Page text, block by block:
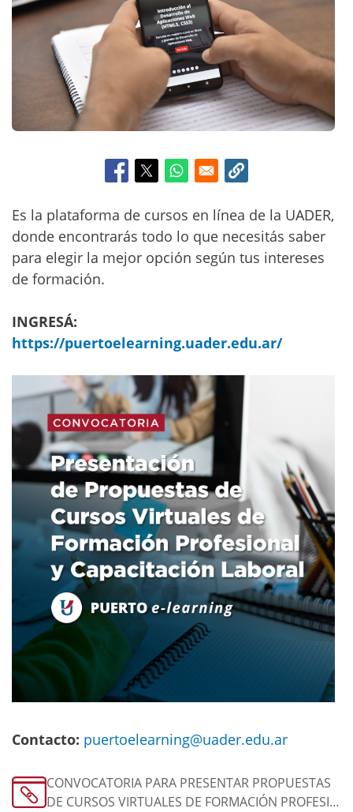
c
i
p
a
l
Es la plataforma de cursos en línea de la UADER,
donde encontrarás todo lo que necesitás saber
para elegir la mejor opción según tus intereses
de formación.
INGRESÁ:
https://puertoelearning.uader.edu.ar/
Contacto: puertoelearning@uader.edu.ar
CONVOCATORIA PARA PRESENTAR PROPUESTAS
DE CURSOS VIRTUALES DE FORMACIÓN PROFESI…